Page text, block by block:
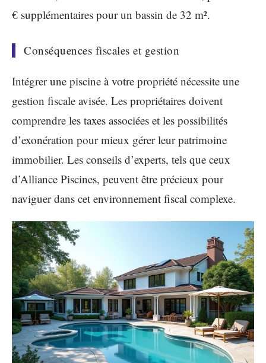
€ supplémentaires pour un bassin de 32 m².
Conséquences fiscales et gestion
Intégrer une piscine à votre propriété nécessite une
gestion fiscale avisée. Les propriétaires doivent
comprendre les taxes associées et les possibilités
d’exonération pour mieux gérer leur patrimoine
immobilier. Les conseils d’experts, tels que ceux
d’Alliance Piscines, peuvent être précieux pour
naviguer dans cet environnement fiscal complexe.